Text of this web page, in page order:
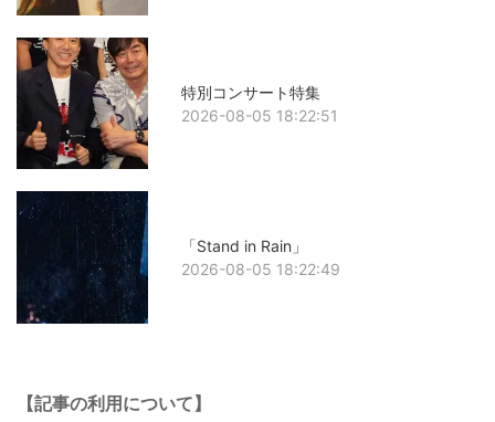
特別コンサート特集
2026-08-05 18:22:51
「Stand in Rain」
2026-08-05 18:22:49
【記事の利用について】